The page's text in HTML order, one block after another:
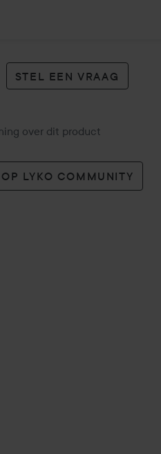
STEL EEN VRAAG
over dit product
LYKO COMMUNITY